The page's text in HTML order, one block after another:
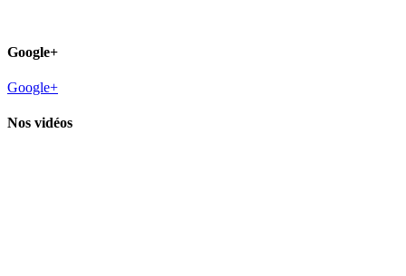
Google+
Google+
Nos vidéos